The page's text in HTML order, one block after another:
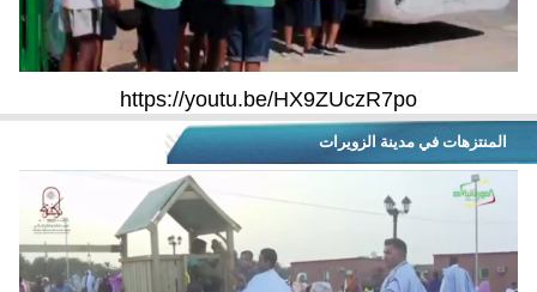
https://youtu.be/HX9ZUczR7po
المنتزهات في مدينة الزويرات